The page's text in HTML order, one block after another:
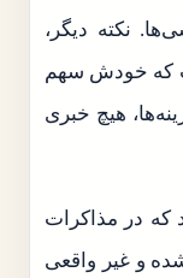
نکته دیگر،
که خودش سهم
هیچ خبری
که در مذاکرات
و غیر واقعی